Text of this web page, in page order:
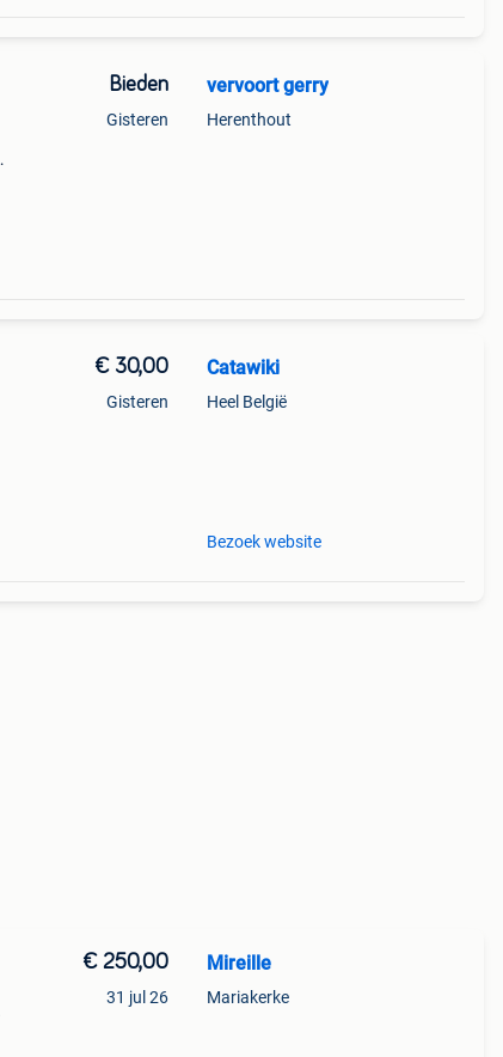
Bieden
Gisteren
vervoort gerry
Herenthout
€ 30,00
Gisteren
Catawiki
Heel België
Bezoek website
€ 250,00
31 jul 26
Mireille
Mariakerke